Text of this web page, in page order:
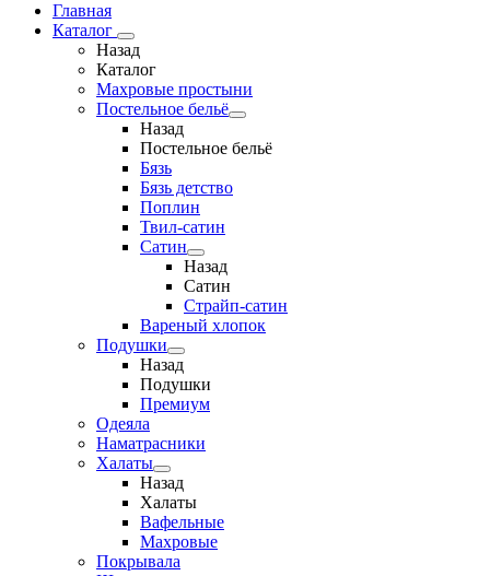
Главная
Каталог
Назад
Каталог
Махровые простыни
Постельное бельё
Назад
Постельное бельё
Бязь
Бязь детство
Поплин
Твил-сатин
Сатин
Назад
Сатин
Страйп-сатин
Вареный хлопок
Подушки
Назад
Подушки
Премиум
Одеяла
Наматрасники
Халаты
Назад
Халаты
Вафельные
Махровые
Покрывала